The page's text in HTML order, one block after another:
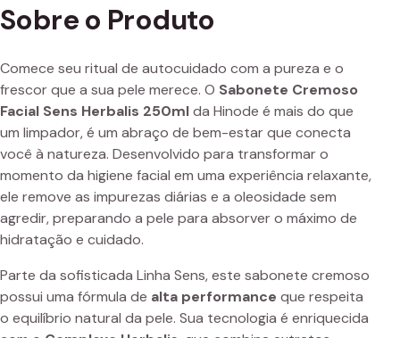
Sobre o Produto
Comece seu ritual de autocuidado com a pureza e o
frescor que a sua pele merece. O Sabonete Cremoso
Facial Sens Herbalis 250mlda Hinode é mais do que
um limpador, é um abraço de bem-estar que conecta
você à natureza. Desenvolvido para transformar o
momento da higiene facial em uma experiência relaxante,
ele remove as impurezas diárias e a oleosidade sem
agredir, preparando a pele para absorver o máximo de
hidratação e cuidado.
Parte da sofisticada Linha Sens, este sabonete cremoso
possui uma fórmula de alta performance que respeita
o equilíbrio natural da pele. Sua tecnologia é enriquecida